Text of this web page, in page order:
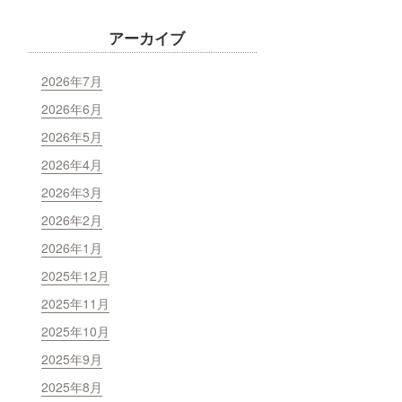
アーカイブ
2026年7月
2026年6月
2026年5月
2026年4月
2026年3月
2026年2月
2026年1月
2025年12月
2025年11月
2025年10月
2025年9月
2025年8月